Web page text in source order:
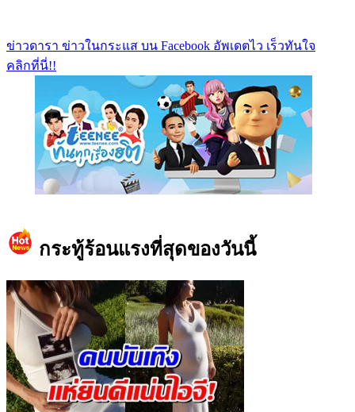
ข่าวดารา ข่าวในกระแส บน Facebook อัพเดตไว เร็วทันใจ
คลิกที่นี่!!
กระทู้ร้อนแรงที่สุดของวันนี้